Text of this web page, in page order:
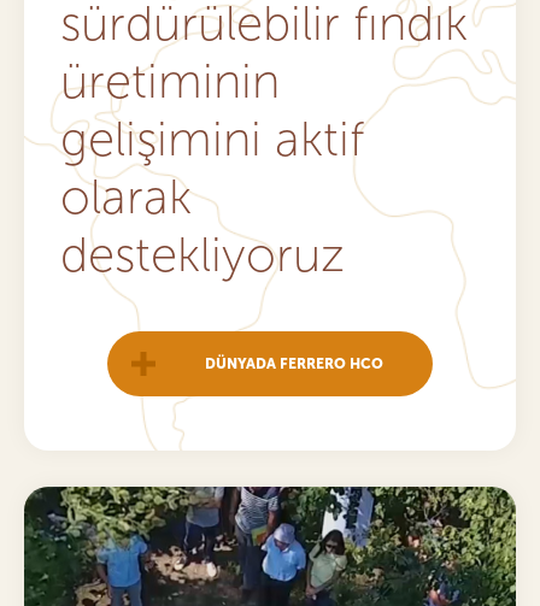
sürdürülebilir fındık
üretiminin
gelişimini aktif
olarak
destekliyoruz
DÜNYADA FERRERO HCO